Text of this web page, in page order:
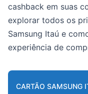
cashback em suas
explorar todos os
Samsung Itaú e
experiência de
CARTÃO SAMSUNG